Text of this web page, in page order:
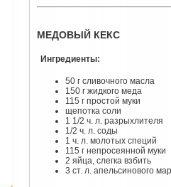
МЕДОВЫЙ КЕКС
Ингредиенты:
50 г сливочного масла
150 г жидкого меда
115 г простой муки
щепотка соли
1 1/2 ч. л. разрыхлителя
1/2 ч. л. соды
1 ч. л. молотых специй
115 г непросеянной муки
2 яйца, слегка взбить
3 ст. л. апельсинового